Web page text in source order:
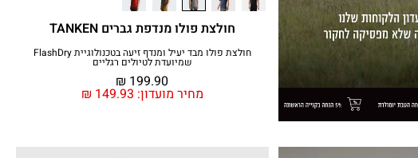
חולצת פולו מנדפת גברים TANKEN
חולצת פולו מבד יעיל ומנדף זיעה בטכנולוגיית FlashDry
שמיועדת לטיולים רגליים
מחיר מועדון: ₪ 149.93
₪ 199.90